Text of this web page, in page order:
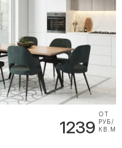
1239
ОТ
РУБ/
КВ.М